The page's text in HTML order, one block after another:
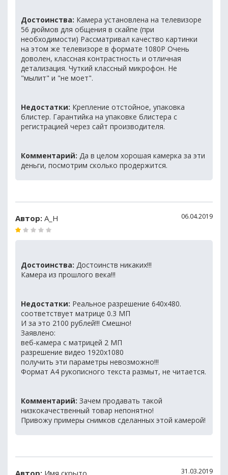
Достоинства: Камера установлена на телевизоре
56 дюймов для общения в скайпе (при
необходимости) Рассматривал качество картинки
на этом же телевизоре в формате 1080P Очень
доволен, классная контрастность и отличная
детализация. Чуткий классный микрофон. Не
"мылит" и "не моет".
Недостатки: Крепление отстойное, упаковка
блистер. Гарантийка на упаковке блистера с
регистрацией через сайт производителя.
Комментарий: Да в целом хорошая камерка за эти
деньги, посмотрим сколько продержится.
Автор: А_Н 06.04.2019
Достоинства: Достоинств никаких!!!
Камера из прошлого века!!!
Недостатки: Реальное разрешение 640х480.
соответствует матрице 0.3 МП
И за это 2100 рублей!!! Смешно!
Заявлено:
веб-камера с матрицей 2 МП
разрешение видео 1920x1080
получить эти параметры невозможно!!!
Формат А4 рукописного текста размыт, не читается.
Комментарий: Зачем продавать такой
низкокачественный товар непонятно!
Привожу примеры снимков сделанных этой камерой!
Автор: Имя скрыто 31.03.2019